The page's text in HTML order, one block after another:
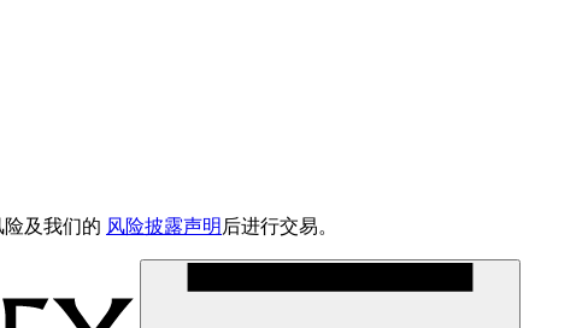
及我们的 风险披露声明 后进行交易。